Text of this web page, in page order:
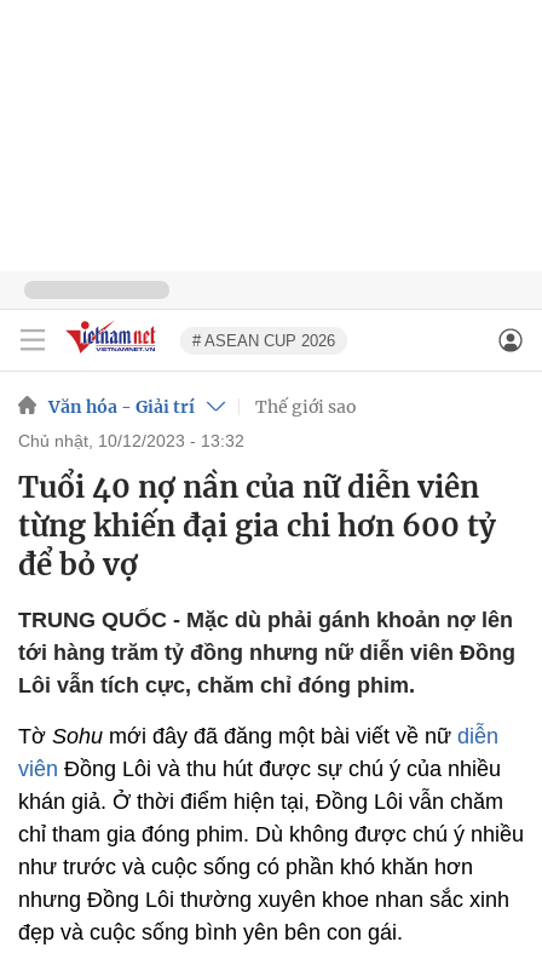
# ASEAN CUP 2026
Văn hóa - Giải trí Thế giới sao
chủ nhật, 10/12/2023 - 13:32
Tuổi 40 nợ nần của nữ diễn viên
từng khiến đại gia chi hơn 600 tỷ
để bỏ vợ
TRUNG QUỐC - Mặc dù phải gánh khoản nợ lên
tới hàng trăm tỷ đồng nhưng nữ diễn viên Đồng
Lôi vẫn tích cực, chăm chỉ đóng phim.
Tờ Sohu mới đây đã đăng một bài viết về nữ diễn
viên Đồng Lôi và thu hút được sự chú ý của nhiều
khán giả. Ở thời điểm hiện tại, Đồng Lôi vẫn chăm
chỉ tham gia đóng phim. Dù không được chú ý nhiều
như trước và cuộc sống có phần khó khăn hơn
nhưng Đồng Lôi thường xuyên khoe nhan sắc xinh
đẹp và cuộc sống bình yên bên con gái.